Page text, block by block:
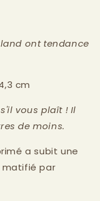
ont tendance
cm
vous plaît ! Il
de moins.
a subit une
par